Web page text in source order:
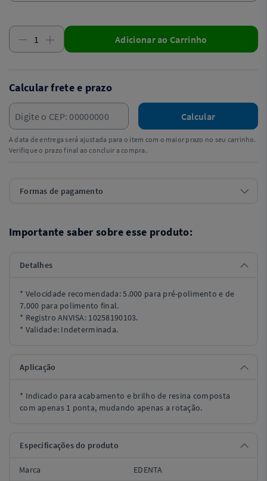
Adicionar ao Carrinho
Calcular frete e prazo
Calcular
A data de entrega será ajustada para o item com o maior prazo no seu carrinho.
Verifique o prazo final ao concluir a compra.
Formas de pagamento
Importante saber sobre esse produto:
Detalhes
* Velocidade recomendada: 5.000 para pré-polimento e de
7.000 para polimento final.
* Registro ANVISA: 10258190103.
* Validade: Indeterminada.
Aplicação
* Indicado para acabamento e brilho de resina composta
com apenas 1 ponta, mudando apenas a rotação.
Especificações do produto
Marca EDENTA